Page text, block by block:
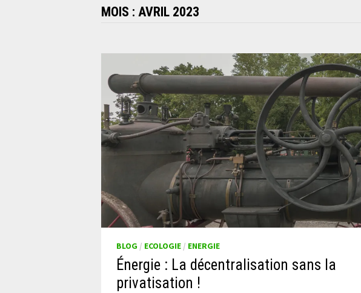
MOIS : AVRIL 2023
BLOG/ ECOLOGIE/ ENERGIE
Énergie : La décentralisation sans la
privatisation !